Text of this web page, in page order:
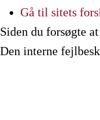
Gå til sitets
Siden du forsøgte
Den interne